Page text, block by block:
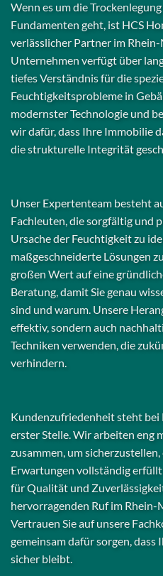
Wenn es um die
Fundamenten geht, ist HCS
verlässlicher Partner im
Unternehmen verfügt über
tiefes Verständnis für die
Feuchtigkeitsprobleme in
modernster Technologie und
wir dafür, dass Ihre Immobilie
die strukturelle Integrität
Unser Expertenteam besteht
Fachleuten, die sorgfältig und
Ursache der Feuchtigkeit zu
maßgeschneiderte Lösungen
großen Wert auf eine
Beratung, damit Sie genau
sind und warum. Unsere
effektiv, sondern auch
Techniken verwenden, die
verhindern.
Kundenzufriedenheit steht bei
erster Stelle. Wir arbeiten eng
zusammen, um
Erwartungen vollständig
für Qualität und
hervorragenden Ruf im
Vertrauen Sie auf unsere
gemeinsam dafür sorgen,
sicher bleibt.